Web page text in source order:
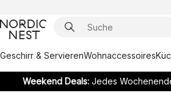
Geschirr & ServierenWohnaccessoires
Weekend Deals:Jedes